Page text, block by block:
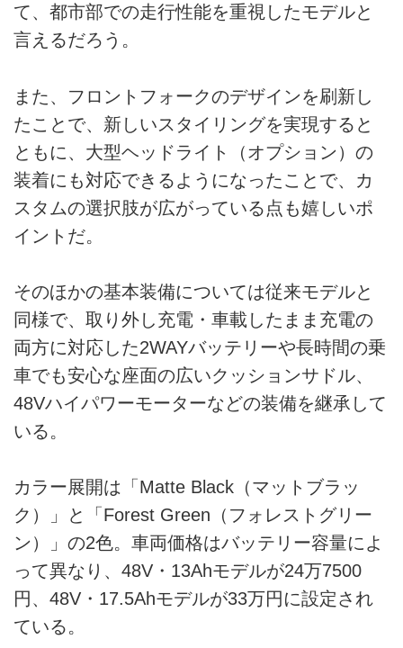
て、都市部での走行性能を重視したモデルと
言えるだろう。
また、フロントフォークのデザインを刷新し
たことで、新しいスタイリングを実現すると
ともに、大型ヘッドライト（オプション）の
装着にも対応できるようになったことで、カ
スタムの選択肢が広がっている点も嬉しいポ
イントだ。
そのほかの基本装備については従来モデルと
同様で、取り外し充電・車載したまま充電の
両方に対応した2WAYバッテリーや長時間の乗
車でも安心な座面の広いクッションサドル、
48Vハイパワーモーターなどの装備を継承して
いる。
カラー展開は「Matte Black（マットブラッ
ク）」と「Forest Green（フォレストグリー
ン）」の2色。車両価格はバッテリー容量によ
って異なり、48V・13Ahモデルが24万7500
円、48V・17.5Ahモデルが33万円に設定され
ている。